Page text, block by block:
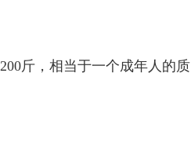
斤，相当于一个成年人的质